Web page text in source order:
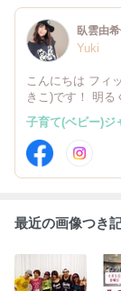
Yuki
こんにちは フィ
きこ)です！ 明る
に過ごせるお手
子育て(ベビー)ジ
最近の画像つき